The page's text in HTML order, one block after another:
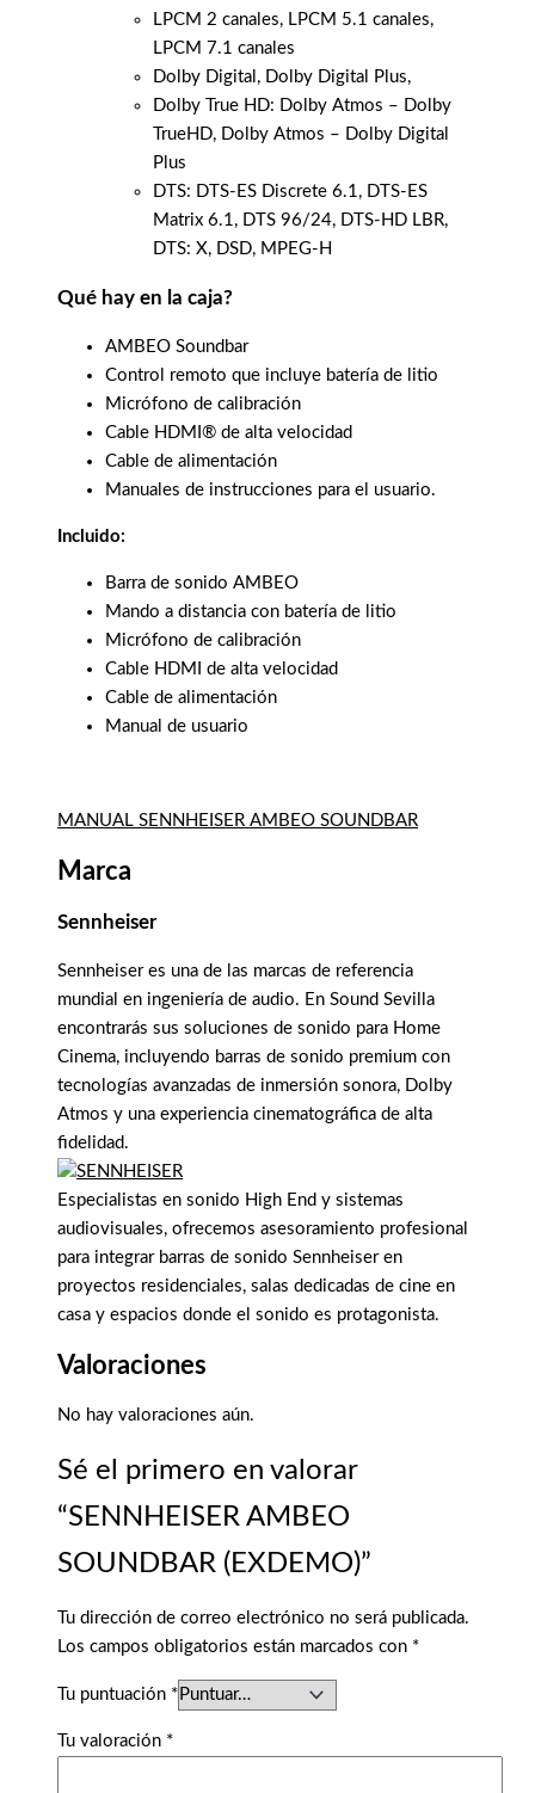
LPCM 2 canales, LPCM 5.1 canales,
LPCM 7.1 canales
Dolby Digital, Dolby Digital Plus,
Dolby True HD: Dolby Atmos – Dolby
TrueHD, Dolby Atmos – Dolby Digital
Plus
DTS: DTS-ES Discrete 6.1, DTS-ES
Matrix 6.1, DTS 96/24, DTS-HD LBR,
DTS: X, DSD, MPEG-H
Qué hay en la caja?
AMBEO Soundbar
Control remoto que incluye batería de litio
Micrófono de calibración
Cable HDMI® de alta velocidad
Cable de alimentación
Manuales de instrucciones para el usuario.
Incluido:
Barra de sonido AMBEO
Mando a distancia con batería de litio
Micrófono de calibración
Cable HDMI de alta velocidad
Cable de alimentación
Manual de usuario
MANUAL SENNHEISER AMBEO SOUNDBAR
Marca
Sennheiser
Sennheiser es una de las marcas de referencia
mundial en ingeniería de audio. En Sound Sevilla
encontrarás sus soluciones de sonido para Home
Cinema, incluyendo barras de sonido premium con
tecnologías avanzadas de inmersión sonora, Dolby
Atmos y una experiencia cinematográfica de alta
fidelidad.
Especialistas en sonido High End y sistemas
audiovisuales, ofrecemos asesoramiento profesional
para integrar barras de sonido Sennheiser en
proyectos residenciales, salas dedicadas de cine en
casa y espacios donde el sonido es protagonista.
Valoraciones
No hay valoraciones aún.
Sé el primero en valorar
“SENNHEISER AMBEO
SOUNDBAR (EXDEMO)”
Tu dirección de correo electrónico no será publicada.
Los campos obligatorios están marcados con *
Tu puntuación *
Tu valoración *